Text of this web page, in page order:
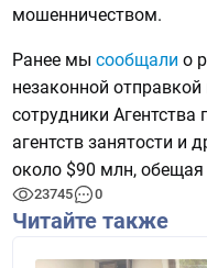
мошенничеством.
Ранее мы сообщали о
незаконной
сотрудники
агентств занятости и
около $90 млн, обещая
23745 0
Читайте также